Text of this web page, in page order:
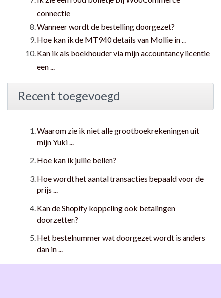
connectie
Wanneer wordt de bestelling doorgezet?
Hoe kan ik de MT940 details van Mollie in ...
Kan ik als boekhouder via mijn accountancy licentie
een ...
Recent toegevoegd
Waarom zie ik niet alle grootboekrekeningen uit
mijn Yuki ...
Hoe kan ik jullie bellen?
Hoe wordt het aantal transacties bepaald voor de
prijs ...
Kan de Shopify koppeling ook betalingen
doorzetten?
Het bestelnummer wat doorgezet wordt is anders
dan in ...